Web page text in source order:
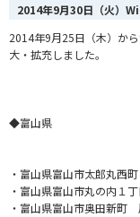
2014年9月30日（火）
2014年9月25日（木）か
大・拡充しました。
◆富山県
・富山県富山市太郎丸西
・富山県富山市丸の内１
・富山県富山市奥田新町